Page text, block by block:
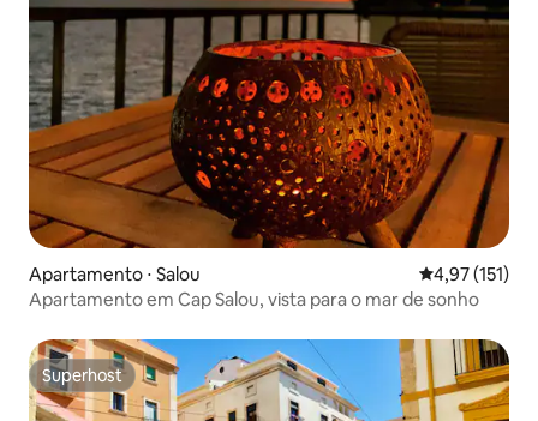
Apartamento ⋅ Salou 4,97 de uma
4,97 (151)
Apartamento em Cap Salou, vista para o mar de sonho
Superhost
Superhost